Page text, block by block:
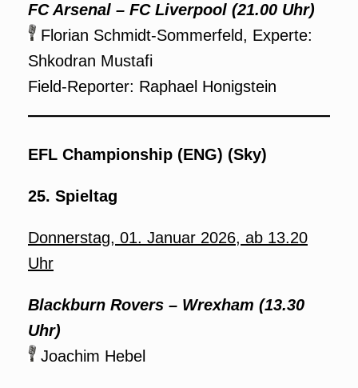
FC Arsenal – FC Liverpool (21.00 Uhr)
Florian Schmidt-Sommerfeld, Experte:
Shkodran Mustafi
Field-Reporter: Raphael Honigstein
EFL Championship (ENG) (Sky)
25. Spieltag
Donnerstag, 01. Januar 2026, ab 13.20
Uhr
Blackburn Rovers – Wrexham (13.30
Uhr)
Joachim Hebel